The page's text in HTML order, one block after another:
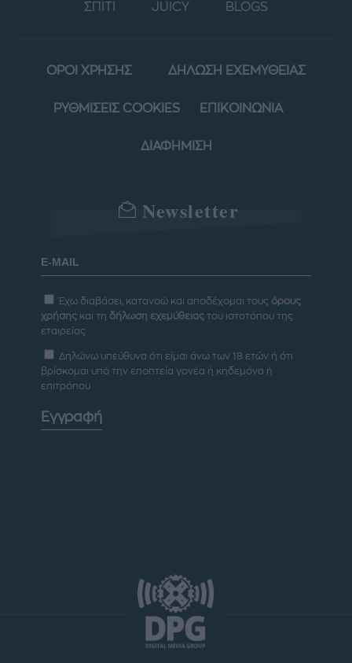
ΣΠΙΤΙ JUICY BLOGS
ΟΡΟΙ ΧΡΗΣΗΣ ΔΗΛΩΣΗ ΕΧΕΜΥΘΕΙΑΣ
ΡΥΘΜΙΣΕΙΣ COOKIES ΕΠΙΚΟΙΝΩΝΙΑ
ΔΙΑΦΗΜΙΣΗ
Newsletter
Έχω διαβάσει, κατανοώ και αποδέχομαι τους όρους
χρήσης και τη δήλωση εχεμύθειας του ιστοτόπου της
εταιρείας
Δηλώνω υπεύθυνα ότι είμαι άνω των 18 ετών ή ότι
βρίσκομαι υπό την εποπτεία γονέα ή κηδεμόνα ή
επιτρόπου
Εγγραφή